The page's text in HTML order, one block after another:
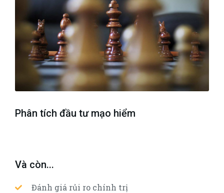
Phân tích đầu tư mạo hiểm
Và còn...
Đánh giá rủi ro chính trị